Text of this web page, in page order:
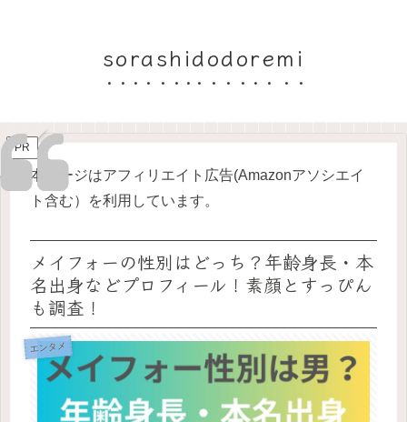
sorashidodoremi
PR
本ページはアフィリエイト広告(Amazonアソシエイ
ト含む）を利用しています。
メイフォーの性別はどっち？年齢身長・本
名出身などプロフィール！素顔とすっぴん
も調査！
エンタメ